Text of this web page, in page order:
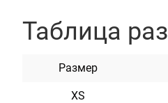
Таблица
Размер
XS